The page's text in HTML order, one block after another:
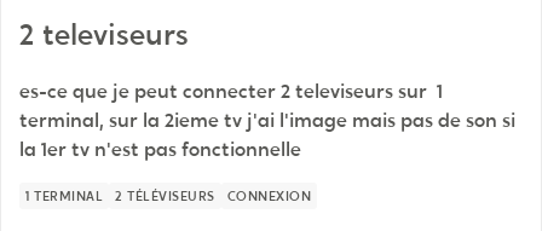
2 televiseurs
es-ce que je peut connecter 2 televiseurs sur 1
terminal, sur la 2ieme tv j'ai l'image mais pas de son si
la 1er tv n'est pas fonctionnelle
1 TERMINAL 2 TÉLÉVISEURS CONNEXION